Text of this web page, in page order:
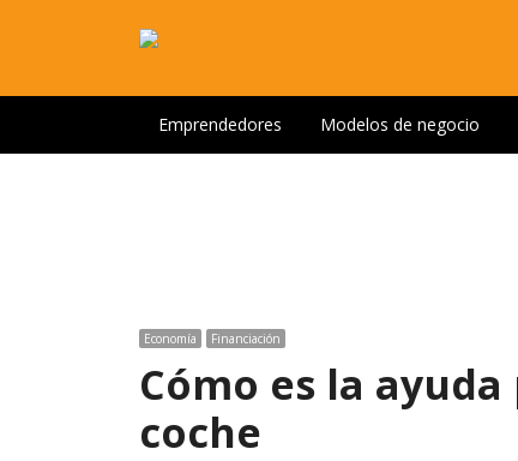
Emprendedores Modelos de negocio
Economía Financiación
Cómo es la
coche